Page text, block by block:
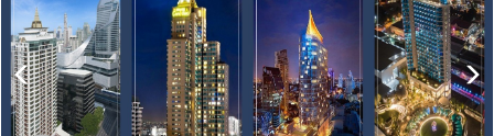
v
i
g
a
t
i